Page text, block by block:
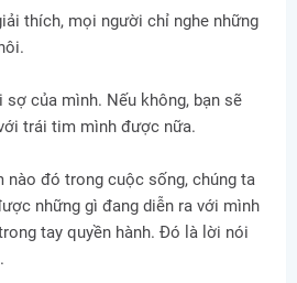
thích, mọi người chỉ nghe những
sợ của mình. Nếu không, bạn sẽ
trái tim mình được nữa.
đó trong cuộc sống, chúng ta
những gì đang diễn ra với mình
tay quyền hành. Đó là lời nói